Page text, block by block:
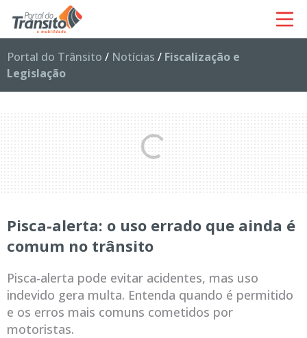
Portal do Trânsito / Notícias / Fiscalização e
Legislação
Pisca-alerta: o uso errado que ainda é
comum no trânsito
Pisca-alerta pode evitar acidentes, mas uso
indevido gera multa. Entenda quando é permitido
e os erros mais comuns cometidos por
motoristas.